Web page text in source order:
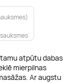
atpūtu dabas
mierpilnas
Ar augstu
)